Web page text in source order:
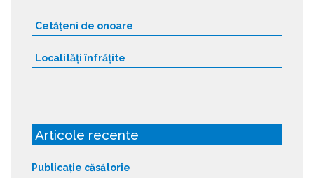
Cetățeni de onoare
Localități înfrățite
Articole recente
Publicație căsătorie